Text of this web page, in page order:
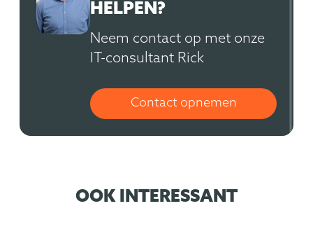
HELPEN?
Neem contact op met onze
IT-consultant Rick
Contact opnemen
OOK INTERESSANT